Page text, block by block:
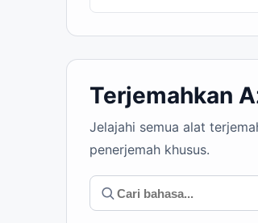
Terjemahkan
Jelajahi semua alat
penerjemah khusus.